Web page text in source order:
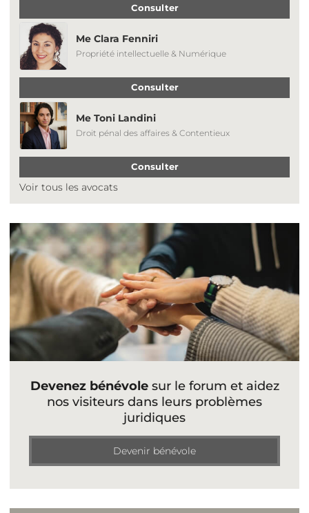
Consulter
Me Clara Fenniri
Propriété intellectuelle & Numérique
Consulter
Me Toni Landini
Droit pénal des affaires & Contentieux
Consulter
Voir tous les avocats
Devenez bénévolesur le forum et aidez
nos visiteurs dans leurs problèmes
juridiques
Devenir bénévole